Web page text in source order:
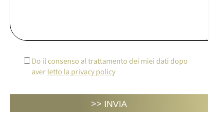
Do il consenso al trattamento dei miei dati dopo
averletto la privacy policy